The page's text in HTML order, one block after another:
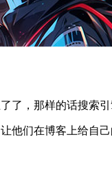
，那样的话搜索
他们在博客上给自己